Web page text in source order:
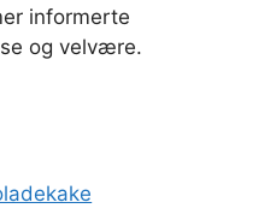
informerte
og velvære.